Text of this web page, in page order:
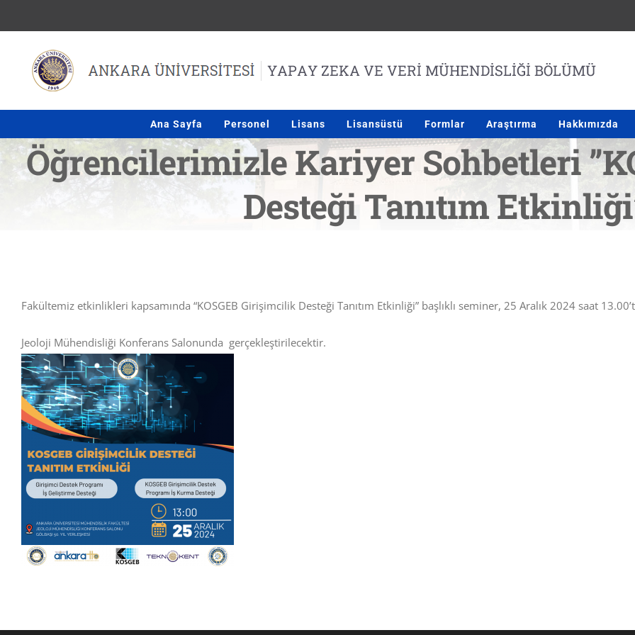
to
content
Ana Sayfa Personel Lisans Lisansüstü Formlar Araştırma Hakkımızda
Öğrencilerimizle Kariyer Sohbetleri
Desteği Tanıtım
Fakültemiz etkinlikleri kapsamında “KOSGEB Girişimcilik Desteği Tanıtım Etkinliği” başlıklı seminer, 25 Aralık 2024 saat
Jeoloji Mühendisliği Konferans Salonunda gerçekleştirilecektir.